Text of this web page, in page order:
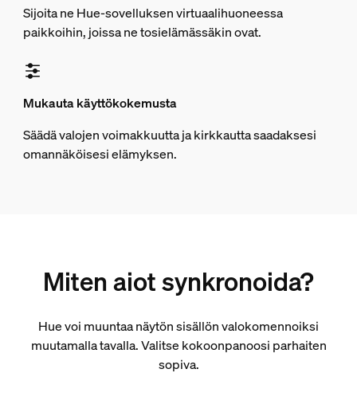
Sijoita ne Hue-sovelluksen virtuaalihuoneessa
paikkoihin, joissa ne tosielämässäkin ovat.
Mukauta käyttökokemusta
Säädä valojen voimakkuutta ja kirkkautta saadaksesi
omannäköisesi elämyksen.
Miten aiot synkronoida?
Hue voi muuntaa näytön sisällön valokomennoiksi
muutamalla tavalla. Valitse kokoonpanoosi parhaiten
sopiva.